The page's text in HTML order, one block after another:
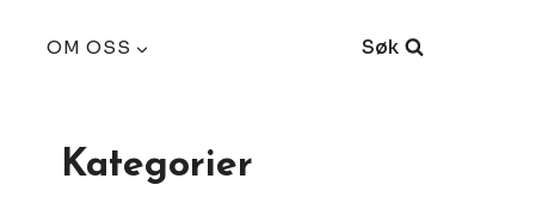
OM OSS Søk
Kategorier